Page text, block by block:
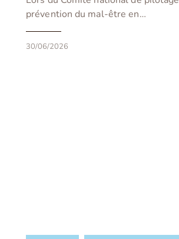
prévention du mal-être en…
30/06/2026